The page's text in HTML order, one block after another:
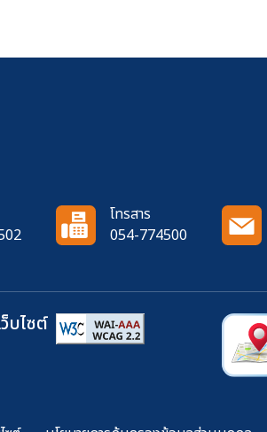
โทรสาร
054-774500
บไซต์